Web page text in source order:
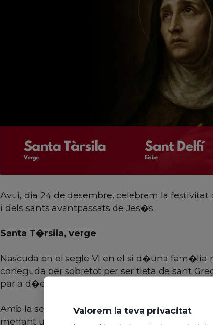
Avui, dia 24 de desembre, celebrem la
i dels sants avantpassats de Jes�s.
Santa T�rsila, verge
Nascuda en el segle VI en el si d�una fam�lia
coneguda per sobretot per ser tieta de sant
parla d�ella fonamentalment en els �
Amb la seva germana Emiliana, convert�
menant una vida de cont�nua oraci� i de
Valorem la teva privacitat